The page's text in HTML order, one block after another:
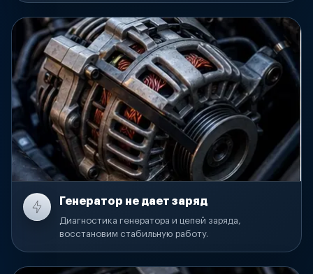
Генератор не дает заряд
Диагностика генератора и цепей заряда,
восстановим стабильную работу.